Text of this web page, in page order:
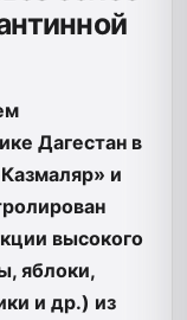
Дагестан в
и
высокого
яблоки,
и др.) из